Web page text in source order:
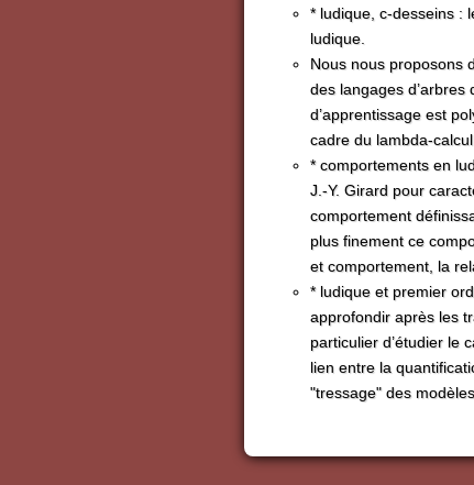
* ludique, c-desseins :
ludique.
Nous nous proposons
des langages d’arbres
d’apprentissage est
cadre du lambda-calcul
* comportements en
J.-Y. Girard pour
comportement
plus finement ce
et comportement, la
* ludique et premier
approfondir après les
particulier d’étudier le
lien entre la
"tressage" des